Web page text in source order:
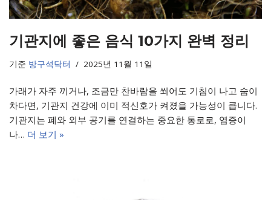
기관지에 좋은 음식 10가지 완벽 정리
기준 방구석닥터 2025년 11월 11일
가래가 자주 끼거나, 조금만 찬바람을 쐬어도 기침이 나고 숨이
차다면, 기관지 건강에 이미 적신호가 켜졌을 가능성이 큽니다.
기관지는 폐와 외부 공기를 연결하는 중요한 통로로, 염증이
나… 더 보기 »